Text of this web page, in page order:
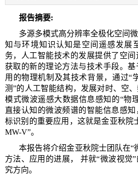
报告摘要:
多源多模式高分辨率全极化空间
知与环境知识认知是空间遥感发展
务，人工智能技术的发展提供了空
获取的新的理论方法与技术手段。
用的物理机制及其技术背景，通过“
测”的人工智能结构，发展对时、空
模式微波遥感大数据信息感知的“物
直接认知的微波频谱的智能信息感
标识别的重要应用，这就是金亚秋院
MW-V”。
本报告将介绍金亚秋院士团队在“
方法、应用的进展， 并就“微波视觉
究方向。